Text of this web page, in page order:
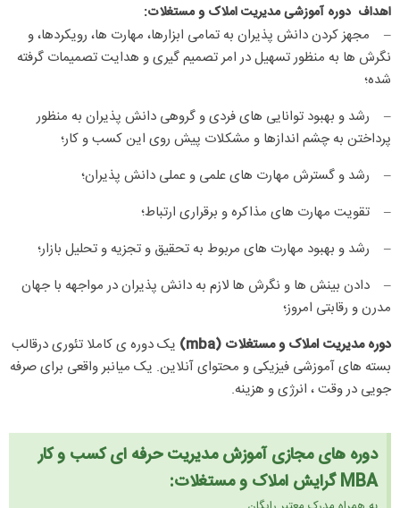
اهداف دوره آموزشی مدیریت املاک و مستغلات:
– مجهز کردن دانش پذیران به تمامی ابزارها، مهارت ها، رویکردها، و
نگرش ها به منظور تسهیل در امر تصمیم گیری و هدایت تصمیمات گرفته
شده؛
– رشد و بهبود توانایی های فردی و گروهی دانش پذیران به منظور
پرداختن به چشم اندازها و مشکلات پیش روی این کسب و کار؛
– رشد و گسترش مهارت های علمی و عملی دانش پذیران؛
– تقویت مهارت های مذاکره و برقراری ارتباط؛
– رشد و بهبود مهارت های مربوط به تحقیق و تجزیه و تحلیل بازار؛
– دادن بینش ها و نگرش ها لازم به دانش پذیران در مواجهه با جهان
مدرن و رقابتی امروز؛
دوره مدیریت املاک و مستغلات (mba)
یکدوره ی کاملا تئوری درقالب
بسته های آموزشی فیزیکی و محتوای آنلاین. یک میانبر واقعی برای صرفه
جویی در وقت ، انرژی و هزینه.
دوره های مجازی آموزش مدیریت حرفه ای کسب و کار
MBA گرایش املاک و مستغلات: